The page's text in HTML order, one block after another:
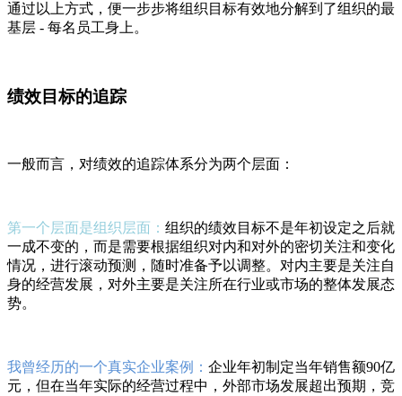
通过以上方式，便一步步将组织目标有效地分解到了组织的最
基层 - 每名员工身上。
绩效目标的追踪
一般而言，对绩效的追踪体系分为两个层面：
第一个层面是组织层面： 组织的绩效目标不是年初设定之后就
一成不变的，而是需要根据组织对内和对外的密切关注和变化
情况，进行滚动预测，随时准备予以调整。对内主要是关注自
身的经营发展，对外主要是关注所在行业或市场的整体发展态
势。
我曾经历的一个真实企业案例： 企业年初制定当年销售额90亿
元，但在当年实际的经营过程中，外部市场发展超出预期，竞